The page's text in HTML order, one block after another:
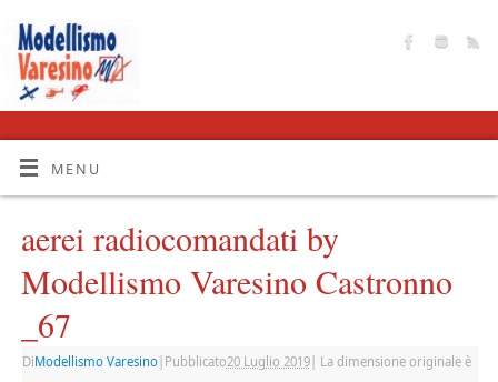
MENU
aerei radiocomandati by
Modellismo Varesino Castronno
_67
DiModellismo Varesino| Pubblicato20 Luglio 2019|
La dimensione originale è